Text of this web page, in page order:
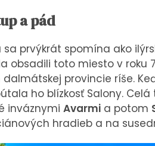
a pád
sa prvýkrát spomína ako
obsadili toto miesto v roku
provincie ríše.
ho blízkosť Salony.
inváznymi Avarmi a potom
hradieb a na